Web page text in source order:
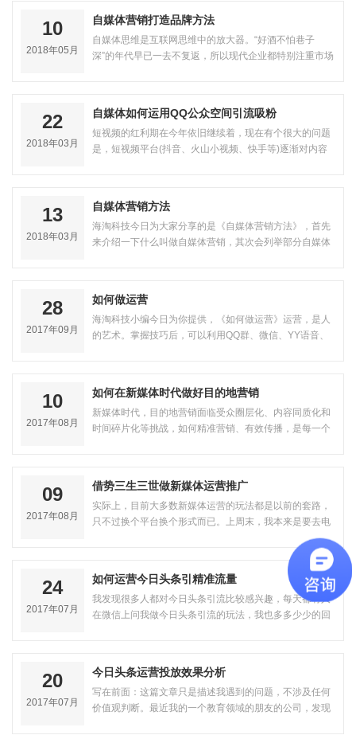
10
2018年05月
自媒体营销打造品牌方法
自媒体思维是互联网思维中的放大器。“好酒不怕巷子
深”的年代早已一去不复返，所以现代企业都特别注重市场
22
2018年03月
自媒体如何运用QQ公众空间引流吸粉
短视频的红利期在今年依旧继续着，现在有个很大的问题
是，短视频平台(抖音、火山小视频、快手等)逐渐对内容
13
2018年03月
自媒体营销方法
海淘科技今日为大家分享的是《自媒体营销方法》，首先
来介绍一下什么叫做自媒体营销，其次会列举部分自媒体
28
2017年09月
如何做运营
海淘科技小编今日为你提供，《如何做运营》运营，是人
的艺术。掌握技巧后，可以利用QQ群、微信、YY语音、
10
2017年08月
如何在新媒体时代做好目的地营销
新媒体时代，目的地营销面临受众圈层化、内容同质化和
时间碎片化等挑战，如何精准营销、有效传播，是每一个
09
2017年08月
借势三生三世做新媒体运营推广
实际上，目前大多数新媒体运营的玩法都是以前的套路，
只不过换个平台换个形式而已。上周末，我本来是要去电
24
2017年07月
如何运营今日头条引精准流量
我发现很多人都对今日头条引流比较感兴趣，每天都有人
在微信上问我做今日头条引流的玩法，我也多多少少的回
20
2017年07月
今日头条运营投放效果分析
写在前面：这篇文章只是描述我遇到的问题，不涉及任何
价值观判断。最近我的一个教育领域的朋友的公司，发现